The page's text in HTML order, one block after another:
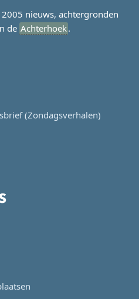
nieuws, achtergronden
de Achterhoek.
(Zondagsverhalen)